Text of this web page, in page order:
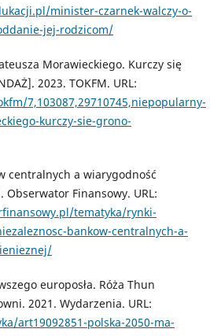
minister-czarnek-walczy-o-
jej-rodzicom/
Morawieckiego. Kurczy się
2023. TOKFM. URL:
7,103087,29710745,niepopularny-
kurczy-sie-grono-
centralnych a wiarygodność
Finansowy. URL:
tematyka/rynki-
bankow-centralnych-a-
europosła. Róża Thun
2021. Wydarzenia. URL:
art19092851-polska-2050-ma-